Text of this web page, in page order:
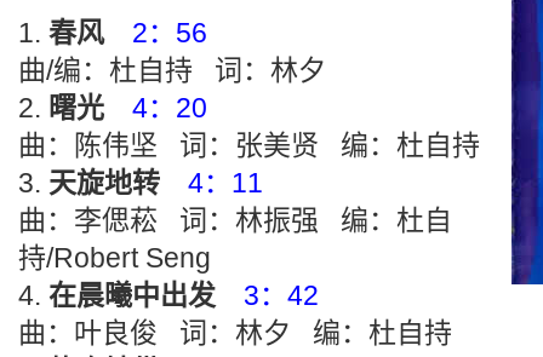
春风
2：56
曲/编：杜自持 词：林夕
曙光
4：20
曲：陈伟坚 词：张美贤 编：杜自持
天旋地转
4：11
曲：李偲菘 词：林振强 编：杜自
持/Robert Seng
在晨曦中出发
3：42
曲：叶良俊 词：林夕 编：杜自持